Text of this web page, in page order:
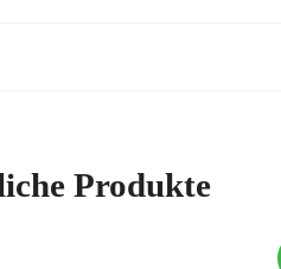
Produkte